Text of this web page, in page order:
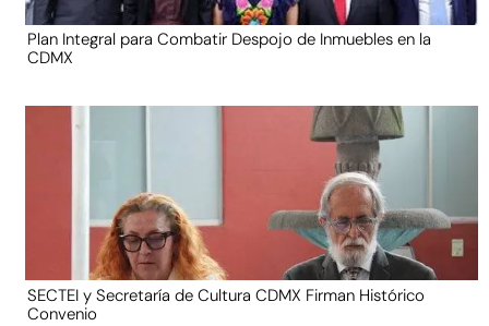
Plan Integral para Combatir Despojo de Inmuebles en la
CDMX
SECTEI y Secretaría de Cultura CDMX Firman Histórico
Convenio